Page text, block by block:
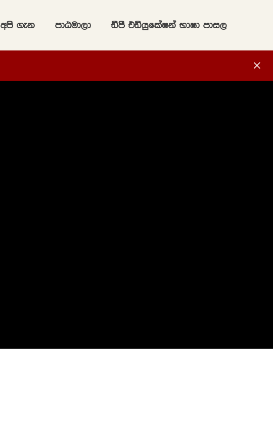
wms .ek mdGud,d ãmS tähqflaIka NdId mdi,